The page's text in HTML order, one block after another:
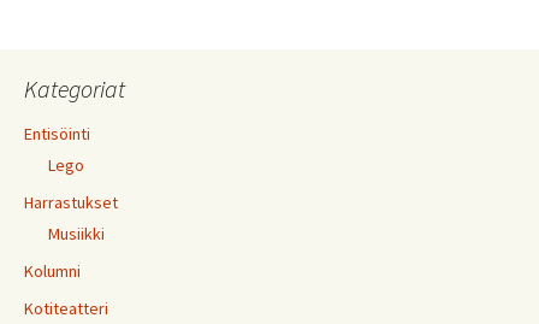
Kategoriat
Entisöinti
Lego
Harrastukset
Musiikki
Kolumni
Kotiteatteri